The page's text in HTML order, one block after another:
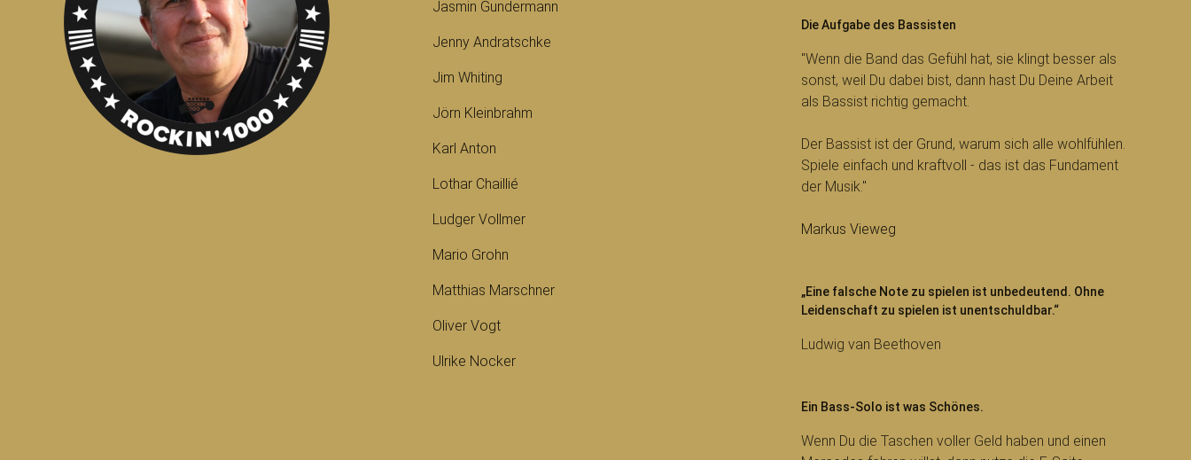
Jasmin Gundermann
Jenny Andratschke
Jim Whiting
Jörn Kleinbrahm
Karl Anton
Lothar Chaillié
Ludger Vollmer
Mario Grohn
Matthias Marschner
Oliver Vogt
Ulrike Nocker
Die Aufgabe des Bassisten
"Wenn die Band das Gefühl hat, sie klingt besser als
sonst, weil Du dabei bist, dann hast Du Deine Arbeit
als Bassist richtig gemacht.
Der Bassist ist der Grund, warum sich alle wohlfühlen.
Spiele einfach und kraftvoll - das ist das Fundament
der Musik."
Markus Vieweg
„Eine falsche Note zu spielen ist unbedeutend. Ohne
Leidenschaft zu spielen ist unentschuldbar.“
Ludwig van Beethoven
Ein Bass-Solo ist was Schönes.
Wenn Du die Taschen voller Geld haben und einen